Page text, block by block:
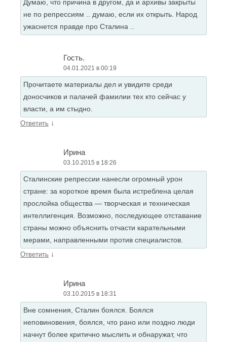
Думаю, что причина в другом, да и архивы закрыты
не по репрессиям .. думаю, если их открыть. Народ
ужаснется правде про Сталина ..
Гость.
04.01.2021 в 00:19
Прочитаете материалы дел и увидите среди
доносчиков и палачей фамилии тех кто сейчас у
власти, а им стыдно.
Ответить ↓
Ирина
03.10.2015 в 18:26
Сталинские репрессии нанесли огромный урон
стране: за короткое время была истреблена целая
прослойка общества — творческая и техническая
интеллигенция. Возможно, последующее отставание
страны можно объяснить отчасти карательными
мерами, направленными против специалистов.
Ответить ↓
Ирина
03.10.2015 в 18:31
Вне сомнения, Сталин боялся. Боялся
неповиновения, боялся, что рано или поздно люди
начнут более критично мыслить и обнаружат, что